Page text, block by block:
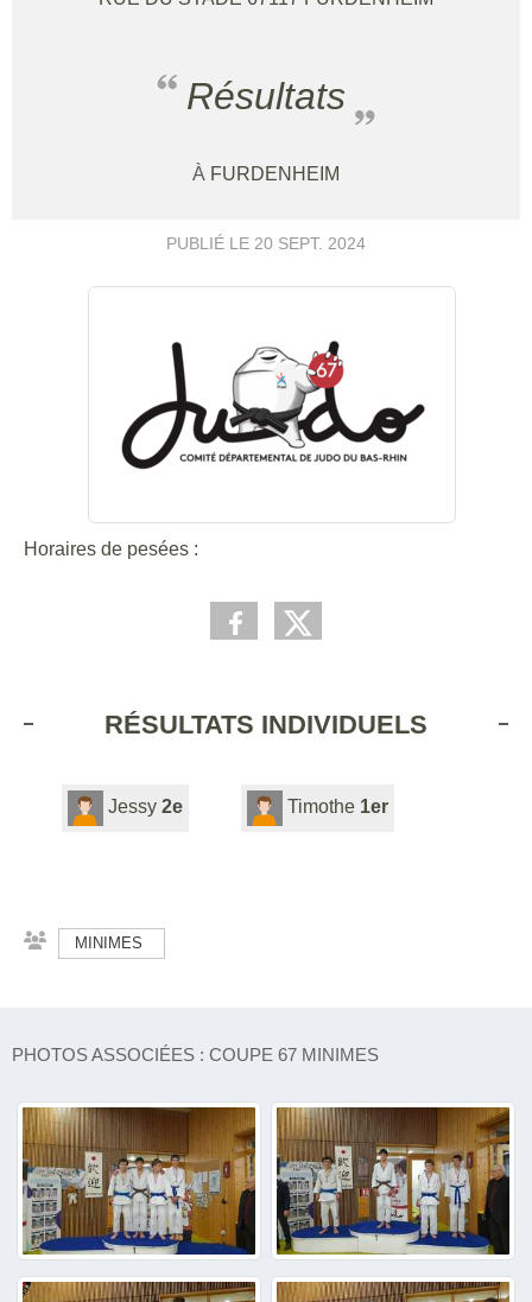
Résultats
À FURDENHEIM
PUBLIÉ LE 20 SEPT. 2024
Horaires de pesées :
RÉSULTATS INDIVIDUELS
Jessy 2e Timothe 1er
MINIMES
PHOTOS ASSOCIÉES : COUPE 67 MINIMES